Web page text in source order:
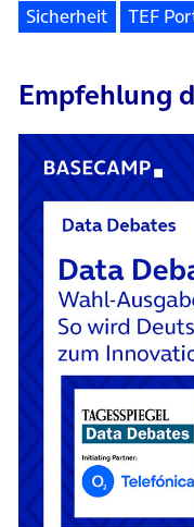
Sicherheit
TEF
Empfehlung